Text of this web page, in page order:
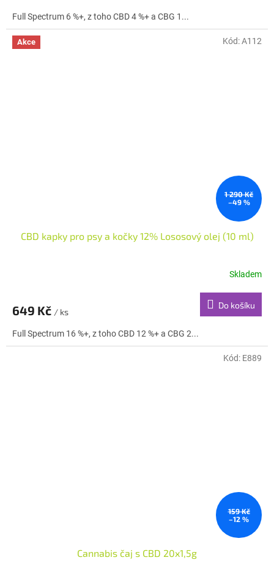
Full Spectrum 6 %+, z toho CBD 4 %+ a CBG 1...
Akce
1 290 Kč
–49 %
CBD kapky pro psy a kočky 12% Lososový olej (10 ml)
Skladem
649 Kč / ks
Do košíku
Full Spectrum 16 %+, z toho CBD 12 %+ a CBG 2...
Kód:A112
159 Kč
–12 %
Cannabis čaj s CBD 20x1,5g
Kód: E889